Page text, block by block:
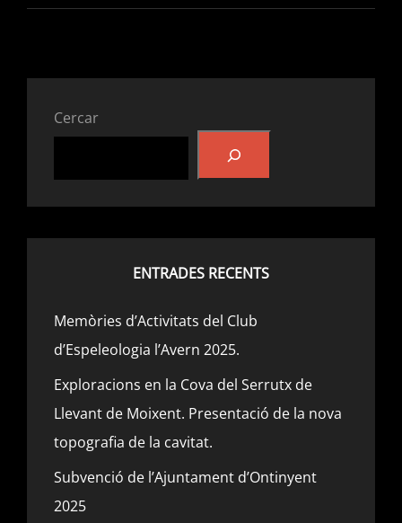
PORT.
Cercar
ENTRADES RECENTS
Memòries d’Activitats del Club
d’Espeleologia l’Avern 2025.
Exploracions en la Cova del Serrutx de
Llevant de Moixent. Presentació de la nova
topografia de la cavitat.
Subvenció de l’Ajuntament d’Ontinyent
2025